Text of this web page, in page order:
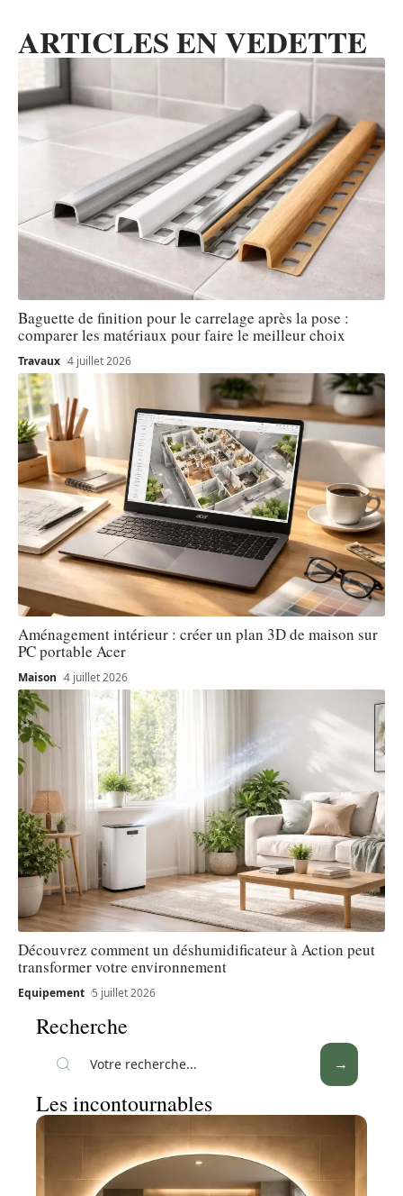
ARTICLES EN VEDETTE
Baguette de finition pour le carrelage après la pose :
comparer les matériaux pour faire le meilleur choix
Travaux 4 juillet 2026
Aménagement intérieur : créer un plan 3D de maison sur
PC portable Acer
Maison 4 juillet 2026
Découvrez comment un déshumidificateur à Action peut
transformer votre environnement
Equipement 5 juillet 2026
Recherche
Les incontournables